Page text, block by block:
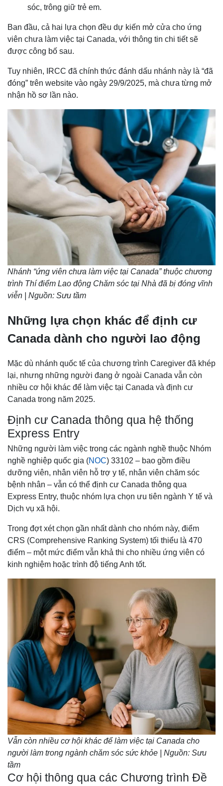
sóc, trông giữ trẻ em.
Ban đầu, cả hai lựa chọn đều dự kiến mở cửa cho ứng
viên chưa làm việc tại Canada, với thông tin chi tiết sẽ
được công bố sau.
Tuy nhiên, IRCC đã chính thức đánh dấu nhánh này là “đã
đóng” trên website vào ngày 29/9/2025, mà chưa từng mở
nhận hồ sơ lần nào.
Nhánh “ứng viên chưa làm việc tại Canada” thuộc chương
trình Thí điểm Lao động Chăm sóc tại Nhà đã bị đóng vĩnh
viễn | Nguồn: Sưu tầm
Những lựa chọn khác để định cư
Canada dành cho người lao động
Mặc dù nhánh quốc tế của chương trình Caregiver đã khép
lại, nhưng những người đang ở ngoài Canada vẫn còn
nhiều cơ hội khác để làm việc tại Canada và định cư
Canada trong năm 2025.
Định cư Canada thông qua hệ thống
Express Entry
Những người làm việc trong các ngành nghề thuộc Nhóm
nghề nghiệp quốc gia (NOC) 33102 – bao gồm điều
dưỡng viên, nhân viên hỗ trợ y tế, nhân viên chăm sóc
bệnh nhân – vẫn có thể định cư Canada thông qua
Express Entry, thuộc nhóm lựa chọn ưu tiên ngành Y tế và
Dịch vụ xã hội.
Trong đợt xét chọn gần nhất dành cho nhóm này, điểm
CRS (Comprehensive Ranking System) tối thiểu là 470
điểm – một mức điểm vẫn khả thi cho nhiều ứng viên có
kinh nghiệm hoặc trình độ tiếng Anh tốt.
Vẫn còn nhiều cơ hội khác để làm việc tại Canada cho
người làm trong ngành chăm sóc sức khỏe | Nguồn: Sưu
tầm
Cơ hội thông qua các Chương trình Đề